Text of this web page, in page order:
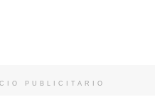
PUBLICITARIO